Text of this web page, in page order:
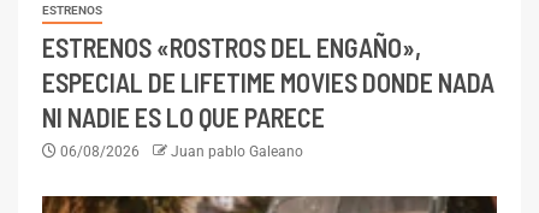
ESTRENOS
ESTRENOS «ROSTROS DEL ENGAÑO»,
ESPECIAL DE LIFETIME MOVIES DONDE NADA
NI NADIE ES LO QUE PARECE
06/08/2026 Juan pablo Galeano